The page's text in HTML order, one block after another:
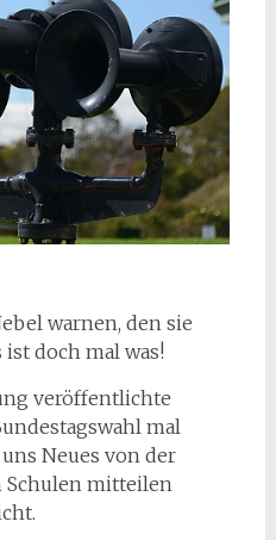
warnen, den sie
doch mal was!
veröffentlichte
mal
uns Neues von der
mitteilen